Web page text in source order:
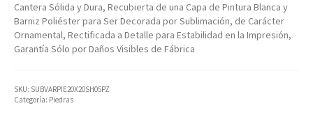
Cantera Sólida y Dura, Recubierta de una Capa de Pintura Blanca y
Barniz Poliéster para Ser Decorada por Sublimación, de Carácter
Ornamental, Rectificada a Detalle para Estabilidad en la Impresión,
Garantía Sólo por Daños Visibles de Fábrica
SKU: SUBVARPIE20X20SH05PZ
Categoría: Piedras